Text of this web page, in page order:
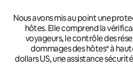
Nous avons mis au point une
hôtes. Elle comprend la
voyageurs, le contrôle des
dommages des hôtes* à
dollars US, une assistance